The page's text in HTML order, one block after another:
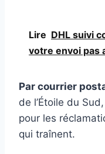
Lire DHL suivi
votre envoi pas
Par courrier
de l’Étoile du
pour les
qui traînent.